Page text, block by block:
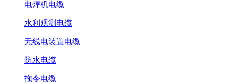
电焊机电缆
水利观测电缆
无线电装置电缆
防水电缆
拖令电缆